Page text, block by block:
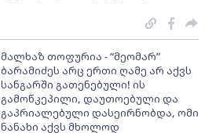
მალხაზ თოფურია - “მეომარ”
ბარამიძეს არც ერთი ღამე არ აქვს
სანგარში გათენებული! ის
გამოწკეპილი, დაუთოებული და
გაპრიალებული დასეირნობდა, ომი
ნანახი აქვს მხოლოდ